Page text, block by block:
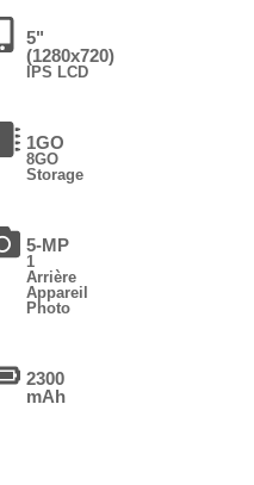
5"
(1280x720)
IPS LCD
1GO
8GO
Storage
5-MP
1
Arrière
Appareil
Photo
2300
mAh